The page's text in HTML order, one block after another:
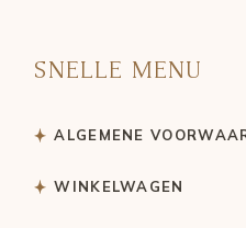
SNELLE MENU
ALGEMENE
WINKELWAGEN